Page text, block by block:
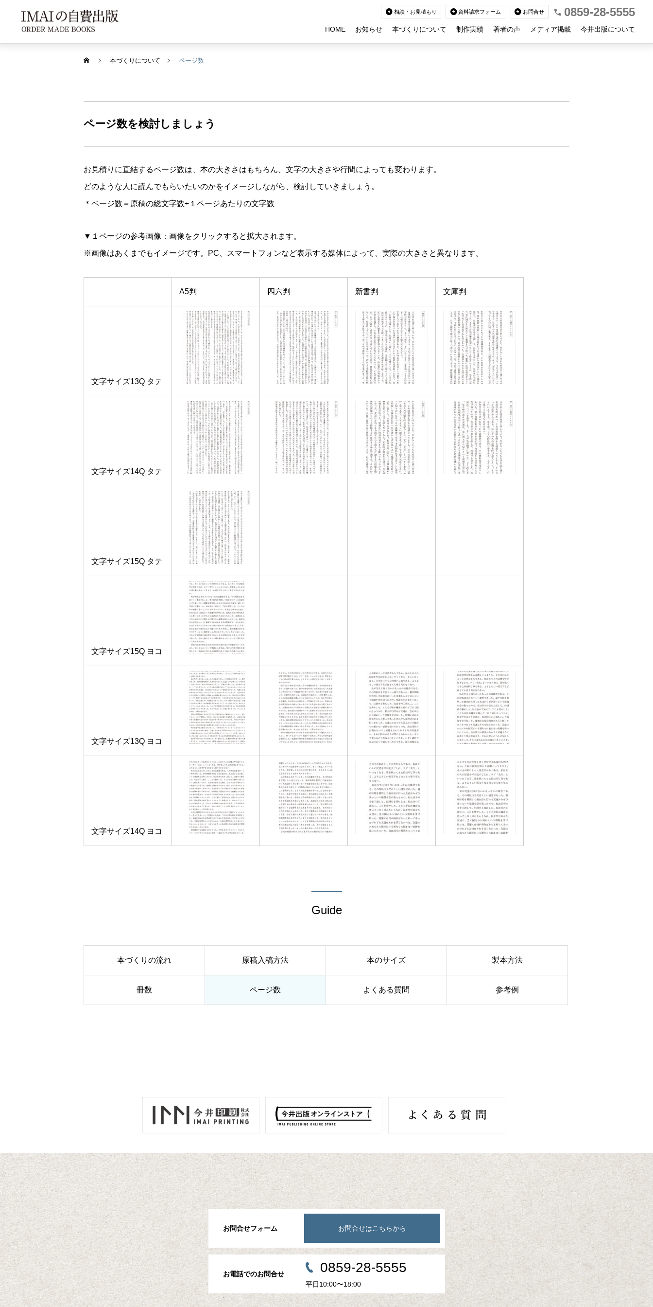
call 0859-28-5555
arrow_circle_right 相談・お見積もり arrow_circle_right 資料請求フォーム arrow_circle_right お問合せ
HOME お知らせ 本づくりについて 制作実績 著者の声 メディア掲載 今井出版について
本づくりについて ページ数
ページ数を検討しましょう
お見積りに直結するページ数は、本の大きさはもちろん、文字の大きさや行間によっても変わります。
どのような人に読んでもらいたいのかをイメージしながら、検討していきましょう。
＊ページ数＝原稿の総文字数÷１ページあたりの文字数
▼１ページの参考画像：画像をクリックすると拡大されます。
※画像はあくまでもイメージです。PC、スマートフォンなど表示する媒体によって、実際の大きさと異なります。
A5判 四六判 新書判 文庫判
文字サイズ13Q タテ
文字サイズ14Q タテ
文字サイズ15Q タテ
文字サイズ15Q ヨコ
文字サイズ13Q ヨコ
文字サイズ14Q ヨコ
Guide
本づくりの流れ 原稿入稿方法 本のサイズ 製本方法
冊数 ページ数 よくある質問 参考例
お問合せフォーム お問合せはこちらから
お電話でのお問合せ 0859-28-5555
平日10:00〜18:00